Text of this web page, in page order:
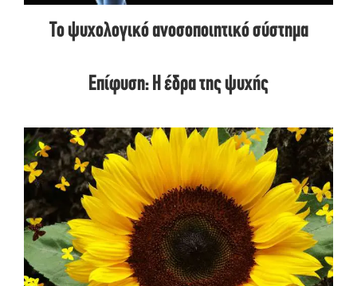
Το ψυχολογικό ανοσοποιητικό σύστημα
Επίφυση: Η έδρα της ψυχής